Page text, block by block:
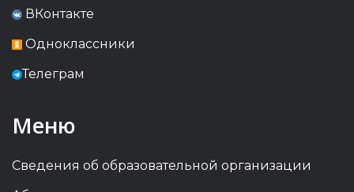
ВКонтакте
Одноклассники
Телеграм
Меню
Сведения об образовательной организации